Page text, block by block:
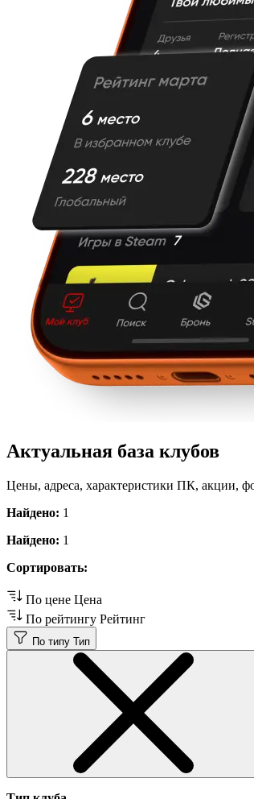
Актуальная база клубов
Цены, адреса, характеристики ПК, акции,
Найдено: 1
Найдено: 1
Сортировать:
По цене Цена
По рейтингу Рейтинг
По типу Тип